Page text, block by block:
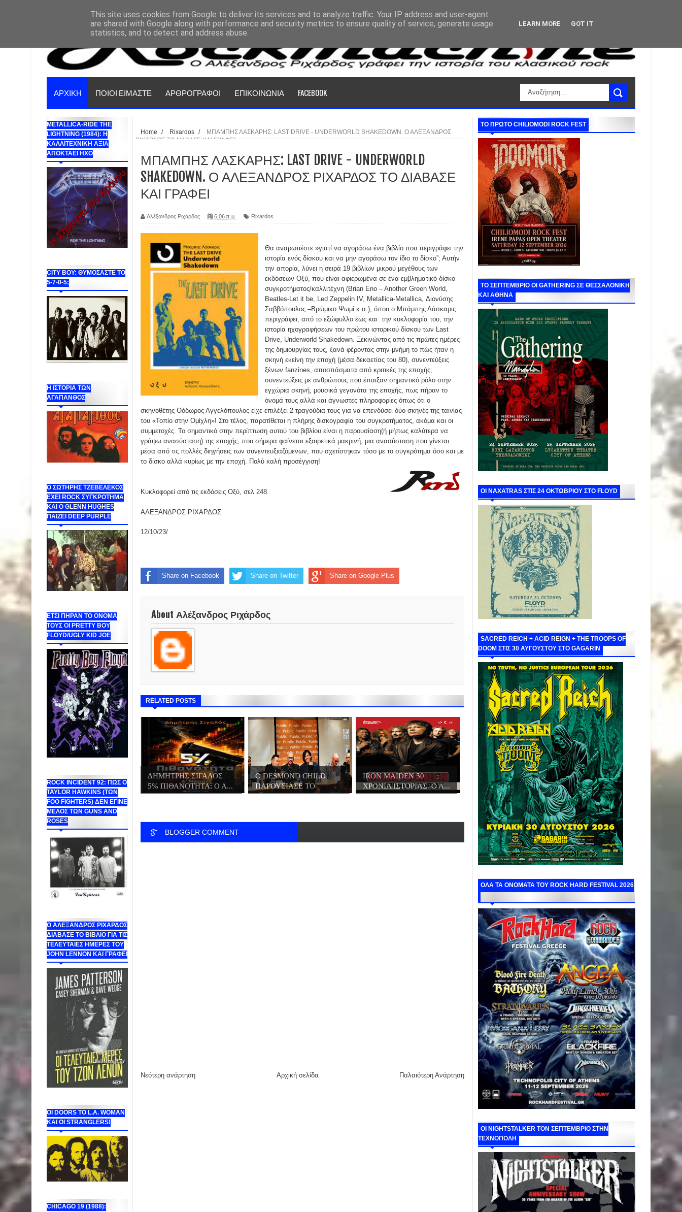
ΑΡΧΙΚΗ ΠΟΙΟΙ ΕΙΜΑΣΤΕ ΑΡΘΡΟΓΡΑΦΟΙ ΕΠΙΚΟΙΝΩΝΙΑ FACEBOOK
METALLICA-RIDE THE
LIGHTNING (1984): Η
ΚΑΛΛΙΤΕΧΝΙΚΗ ΑΞΙΑ
ΑΠΟΚΤΑΕΙ ΗΧΟ
CITY BOY: ΘΥΜΟΣΑΣΤΕ ΤΟ
5-7-0-5;
Η ΙΣΤΟΡΙΑ ΤΩΝ
ΑΓΑΠΑΝΘΟΣ
Ο ΣΩΤΗΡΗΣ ΤΖΕΒΕΛΕΚΟΣ
ΕΧΕΙ ROCK ΣΥΓΚΡΟΤΗΜΑ
ΚΑΙ Ο GLENN HUGHES
ΠΑΙΖΕΙ DEEP PURPLE
ΕΤΣΙ ΠΗΡΑΝ ΤΟ ΟΝΟΜΑ
ΤΟΥΣ ΟΙ PRETTY BOY
FLOYD/UGLY KID JOE
ROCK INCIDENT 92: ΠΩΣ Ο
TAYLOR HAWKINS (ΤΩΝ
FOO FIGHTERS) ΔΕΝ ΕΓΙΝΕ
ΜΕΛΟΣ ΤΩΝ GUNS AND
ROSES
Ο ΑΛΕΞΑΝΔΡΟΣ ΡΙΧΑΡΔΟΣ
ΔΙΑΒΑΣΕ ΤΟ ΒΙΒΛΙΟ ΓΙΑ ΤΙΣ
ΤΕΛΕΥΤΑΙΕΣ ΗΜΕΡΕΣ ΤΟΥ
JOHN LENNON ΚΑΙ ΓΡΑΦΕΙ
ΟΙ DOORS ΤΟ L.A. WOMAN
KAI OI STRANGLERS!
CHICAGO 19 (1988):
Home / Rixardos /
ΜΠΑΜΠΗΣ ΛΑΣΚΑΡΗΣ: LAST DRIVE - UNDERWORLD SHAKEDOWN. Ο ΑΛΕΞΑΝΔΡΟΣ
ΡΙΧΑΡΔΟΣ ΤΟ ΔΙΑΒΑΣΕ ΚΑΙ ΓΡΑΦΕΙ
ΜΠΑΜΠΗΣ ΛΑΣΚΑΡΗΣ: LAST DRIVE - UNDERWORLD
SHAKEDOWN. Ο ΑΛΕΞΑΝΔΡΟΣ ΡΙΧΑΡΔΟΣ ΤΟ ΔΙΑΒΑΣΕ
ΚΑΙ ΓΡΑΦΕΙ
Αλέξανδρος Ριχάρδος 6:06 π.μ. Rixardos
Θα αναρωτιέστε »γιατί να αγοράσω ένα βιβλίο που περιγράφει την
ιστορία ενός δίσκου και να μην αγοράσω τον ίδιο το δίσκο”; Αυτήν
την απορία, λύνει η σειρά 19 βιβλίων μικρού μεγέθους των
εκδόσεων Οξύ, που είναι αφιερωμένα σε ένα εμβληματικό δίσκο
συγκροτήματος/καλλιτέχνη (Brian Eno – Another Green World,
Beatles-Let it be, Led Zeppelin IV, Metallica-Metallica, Διονύσης
Σαββόπουλος –Βρώμικο Ψωμί κ.α.), όπου ο Μπάμπης Λάσκαρις
περιγράφει, από το εξώφυλλο έως και την κυκλοφορία του, την
ιστορία ηχογραφήσεων του πρώτου ιστορικού δίσκου των Last
Drive, Underworld Shakedown. Ξεκινώντας από τις πρώτες ημέρες
της δημιουργίας τους, ξανά φέροντας στην μνήμη το πώς ήταν η
σκηνή εκείνη την εποχή (μέσα δεκαετίας του 80), συνεντεύξεις
ξένων fanzines, αποσπάσματα από κριτικές της εποχής,
συνεντεύξεις με ανθρώπους που έπαιξαν σημαντικό ρόλο στην
εγχώρια σκηνή, μουσικά γεγονότα της εποχής, πως πήραν το
όνομά τους αλλά και άγνωστες πληροφορίες όπως ότι ο
σκηνοθέτης Θόδωρος Αγγελόπουλος είχε επιλέξει 2 τραγούδια τους για να επενδύσει δύο σκηνές της ταινίας
του «Τοπίο στην Ομίχλη»! Στο τέλος, παρατίθεται η πλήρης δισκογραφία του συγκροτήματος, ακόμα και οι
συμμετοχές. Το σημαντικό στην περίπτωση αυτού του βιβλίου είναι η παρουσίαση(ή μήπως καλύτερα να
γράψω ανασύσταση) της εποχής, που σήμερα φαίνεται εξαιρετικά μακρινή, μια ανασύσταση που γίνεται
μέσα από τις πολλές διηγήσεις των συνεντευξιαζόμενων, που σχετίστηκαν τόσο με το συγκρότημα όσο και με
το δίσκο αλλά κυρίως με την εποχή. Πολύ καλή προσέγγιση!
Κυκλοφορεί από τις εκδόσεις Οξύ, σελ 248.
ΑΛΕΞΑΝΔΡΟΣ ΡΙΧΑΡΔΟΣ
12/10/23/
Share on Facebook Share on Twitter Share on Google Plus
About Αλέξανδρος Ριχάρδος
RELATED POSTS
ΔΗΜΗΤΡΗΣ ΣΙΓΑΛΟΣ
5% ΠΙΘΑΝΟΤΗΤΑ: Ο Α...
Ο DESMOND CHILD
ΠΑΡΟΥΣΙΑΣΕ ΤΟ
ΒΙΒΛΙ...
IRON MAIDEN 50
ΧΡΟΝΙΑ ΙΣΤΟΡΙΑΣ. Ο Α...
BLOGGER COMMENT
Νεότερη ανάρτηση Παλαιότερη Ανάρτηση
Αρχική σελίδα
ΤΟ ΠΡΩΤΟ CHILIOMODI ROCK FEST
ΤΟ ΣΕΠΤΕΜΒΡΙΟ ΟΙ GATHERING ΣΕ ΘΕΣΣΑΛΟΝΙΚΗ
ΚΑΙ ΑΘΗΝΑ
ΟΙ NAXATRAS ΣΤΙΣ 24 ΟΚΤΩΒΡΙΟΥ ΣΤΟ FLOYD
SACRED REICH + ACID REIGN + THE TROOPS OF
DOOM ΣΤΙΣ 30 ΑΥΓΟΥΣΤΟΥ ΣΤΟ GAGARIN
ΟΛΑ ΤΑ ΟΝΟΜΑΤΑ ΤΟΥ ROCK HARD FESTIVAL 2026
ΟΙ NIGHTSTALKER ΤΟΝ ΣΕΠΤΕΜΒΡΙΟ ΣΤΗΝ
ΤΕΧΝΟΠΟΛΗ
This site uses cookies from Google to deliver its services and to analyze traffic. Your IP address and user-agent
are shared with Google along with performance and security metrics to ensure quality of service, generate usage
statistics, and to detect and address abuse.
LEARN MORE GOT IT